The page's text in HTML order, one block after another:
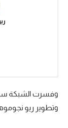
كرة سلة
وفسرت الشبكة
وتطوير ريو